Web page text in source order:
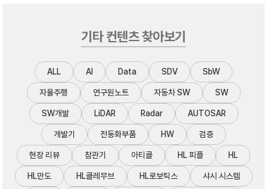
기타 컨텐츠 찾아보기
ALL AI Data SDV SbW
자율주행 연구원노트 자동차 SW SW
SW개발 LiDAR Radar AUTOSAR
개발기 전동화부품 HW 검증
현장 리뷰 참관기 아티클 HL 피플 HL
HL만도 HL클레무브 HL로보틱스 샤시 시스템